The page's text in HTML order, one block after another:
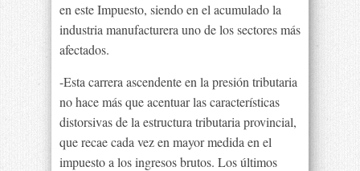
en este Impuesto, siendo en el acumulado la
industria manufacturera uno de los sectores más
afectados.
-Esta carrera ascendente en la presión tributaria
no hace más que acentuar las características
distorsivas de la estructura tributaria provincial,
que recae cada vez en mayor medida en el
impuesto a los ingresos brutos. Los últimos